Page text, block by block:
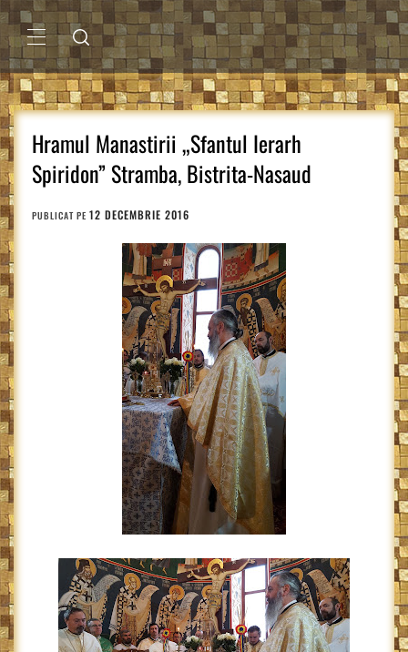
Sari
la
conținutMENIU
PRINCIPAL
Hramul Manastirii „Sfantul Ierarh
Spiridon” Stramba, Bistrita-Nasaud
PUBLICAT PE 12 DECEMBRIE 2016